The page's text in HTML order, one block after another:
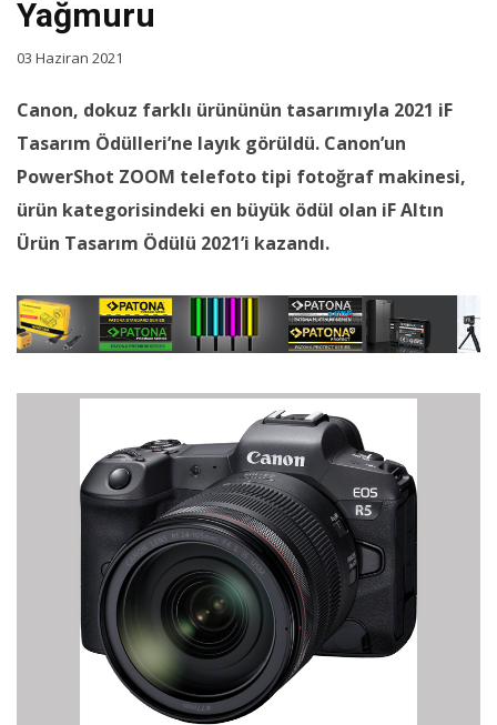
Yağmuru
03 Haziran 2021
Canon, dokuz farklı ürününün tasarımıyla 2021 iF
Tasarım Ödülleri’ne layık görüldü. Canon’un
PowerShot ZOOM telefoto tipi fotoğraf makinesi,
ürün kategorisindeki en büyük ödül olan iF Altın
Ürün Tasarım Ödülü 2021’i kazandı.